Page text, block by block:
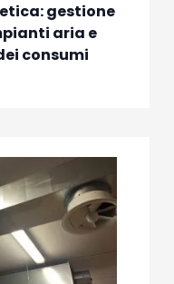
gestione
aria e
consumi